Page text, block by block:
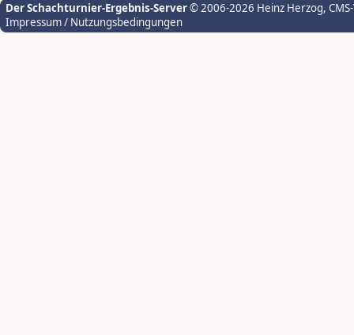
Der Schachturnier-Ergebnis-Server© 2006-2026 Heinz Herzog,
Impressum / Nutzungsbedingungen